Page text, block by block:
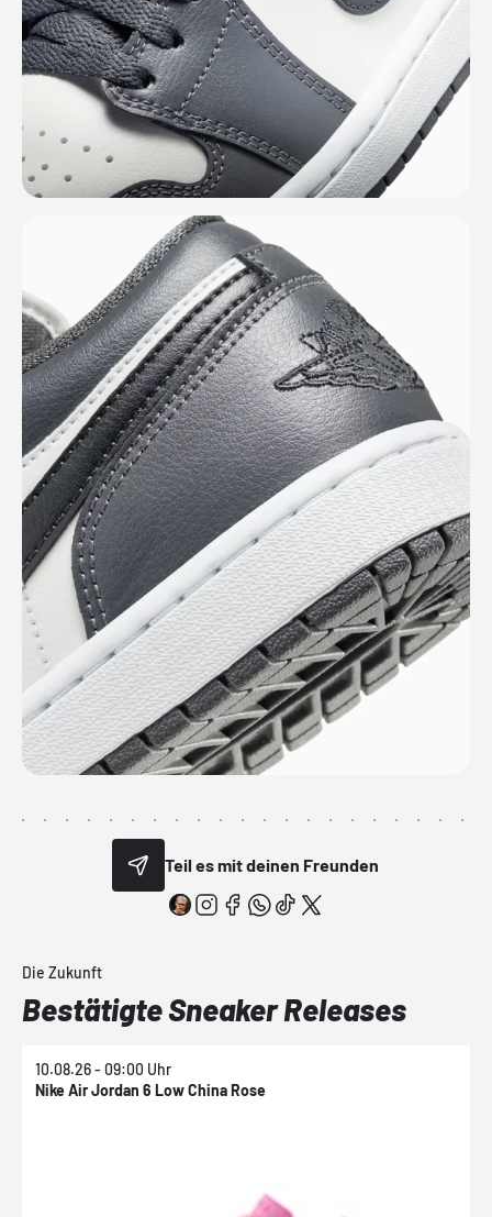
Teil es mit deinen Freunden
Die Zukunft
Bestätigte Sneaker Releases
10.08.26 - 09:00 Uhr
Nike Air Jordan 6 Low China Rose